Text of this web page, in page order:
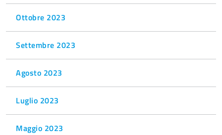
Ottobre 2023
Settembre 2023
Agosto 2023
Luglio 2023
Maggio 2023